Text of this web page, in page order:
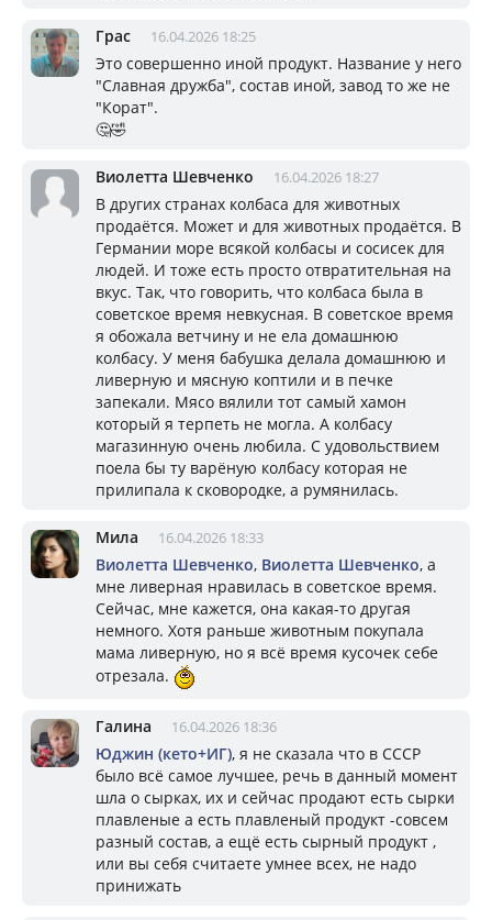
Грас 16.04.2026 18:25
Это совершенно иной продукт. Название у него
"Славная дружба", состав иной, завод то же не
"Корат".
🤔🤣
Виолетта Шевченко 16.04.2026 18:27
В других странах колбаса для животных
продаётся. Может и для животных продаётся. В
Германии море всякой колбасы и сосисек для
людей. И тоже есть просто отвратительная на
вкус. Так, что говорить, что колбаса была в
советское время невкусная. В советское время
я обожала ветчину и не ела домашнюю
колбасу. У меня бабушка делала домашнюю и
ливерную и мясную коптили и в печке
запекали. Мясо вялили тот самый хамон
который я терпеть не могла. А колбасу
магазинную очень любила. С удовольствием
поела бы ту варёную колбасу которая не
прилипала к сковородке, а румянилась.
Мила 16.04.2026 18:33
Виолетта Шевченко, Виолетта Шевченко, а
мне ливерная нравилась в советское время.
Сейчас, мне кажется, она какая-то другая
немного. Хотя раньше животным покупала
мама ливерную, но я всё время кусочек себе
отрезала.
Галина 16.04.2026 18:36
Юджин (кето+ИГ), я не сказала что в СССР
было всё самое лучшее, речь в данный момент
шла о сырках, их и сейчас продают есть сырки
плавленые а есть плавленый продукт -совсем
разный состав, а ещё есть сырный продукт ,
или вы себя считаете умнее всех, не надо
принижать